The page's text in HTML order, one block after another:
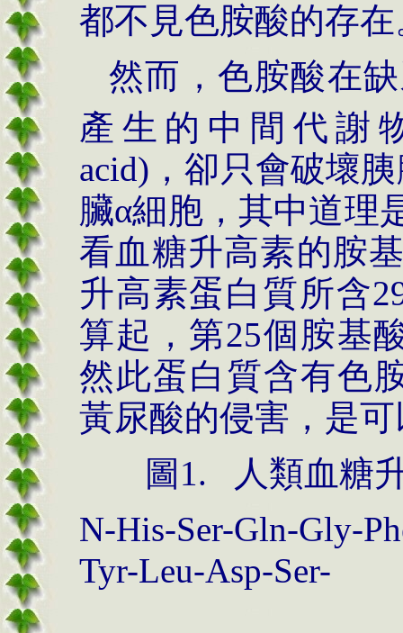
都不見色胺酸的存在
然而，色胺酸在
產生的中間代謝
acid) ，卻只會破壞
臟α細胞，其中道理
看血糖升高素的胺
升高素蛋白質所含
算起，第25個胺基
然此蛋白質含有色
黃尿酸的侵害，是
圖 1.
人類血糖
N-His-Ser-Gln-Gly-
Tyr-Leu-Asp-Ser-